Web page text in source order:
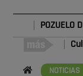
POZUELO
NOTICIAS